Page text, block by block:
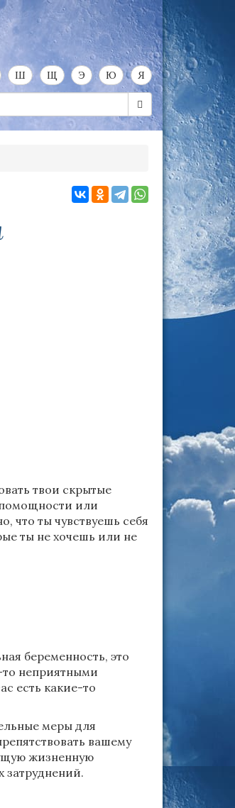
Ш Щ Э Ю Я
твои скрытые
или
что ты чувствуешь себя
ты не хочешь или не
беременность, это
то неприятными
есть какие-то
меры для
вашему
жизненную